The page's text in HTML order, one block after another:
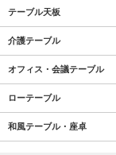
テーブル天板
介護テーブル
オフィス・会議テーブル
ローテーブル
和風テーブル・座卓